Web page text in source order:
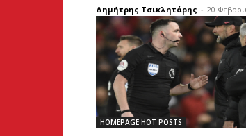
Δημήτρης Τσικλητάρης - 20
HOMEPAGE HOT POSTS